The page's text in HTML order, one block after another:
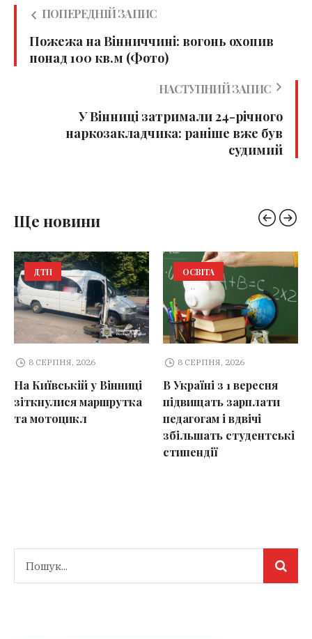
ПОПЕРЕДНІЙ ЗАПИС
Пожежа на Вінниччині: вогонь охопив
понад 100 кв.м (Фото)
НАСТУПНИЙ ЗАПИС
У Вінниці затримали 24-річного
наркозакладчика: раніше вже був
судимий
Ще новини
ДТП
8 СЕРПНЯ, 2026
На Київській у Вінниці
зіткнулися маршрутка
та мотоцикл
ОСВІТА
8 СЕРПНЯ, 2026
В Україні з 1 вересня
підвищать зарплати
педагогам і вдвічі
збільшать студентські
стипендії